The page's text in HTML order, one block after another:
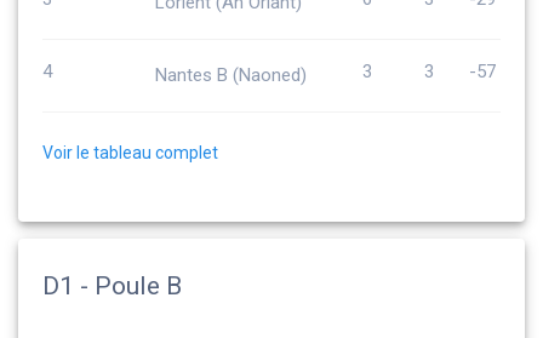
4 Nantes B (Naoned) 3 3 -57
Voir le tableau complet
D1 - Poule B